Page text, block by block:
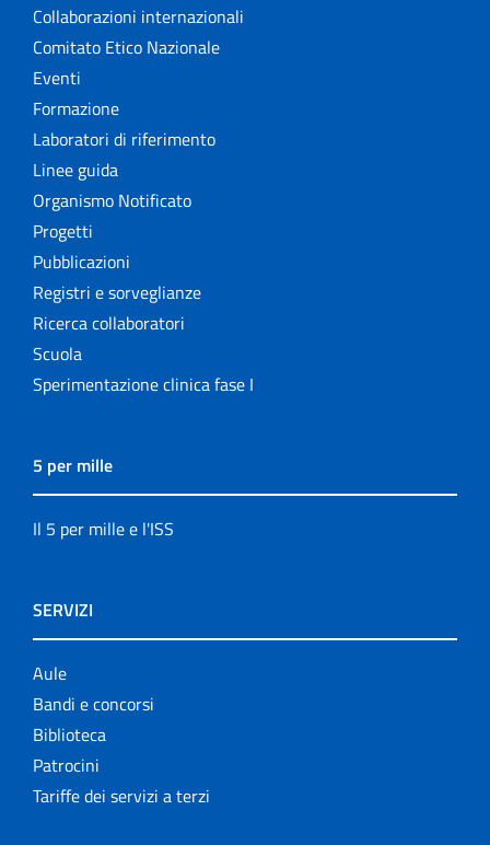
Collaborazioni internazionali
Comitato Etico Nazionale
Eventi
Formazione
Laboratori di riferimento
Linee guida
Organismo Notificato
Progetti
Pubblicazioni
Registri e sorveglianze
Ricerca collaboratori
Scuola
Sperimentazione clinica fase I
5 per mille
Il 5 per mille e l'ISS
SERVIZI
Aule
Bandi e concorsi
Biblioteca
Patrocini
Tariffe dei servizi a terzi